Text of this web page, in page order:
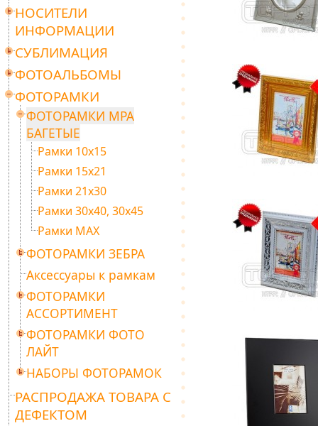
НОСИТЕЛИ
ИНФОРМАЦИИ
СУБЛИМАЦИЯ
ФОТОАЛЬБОМЫ
ФОТОРАМКИ
ФОТОРАМКИ МРА
БАГЕТЫЕ
Рамки 10х15
Рамки 15х21
Рамки 21х30
Рамки 30х40, 30х45
Рамки МАХ
ФОТОРАМКИ ЗЕБРА
Аксессуары к рамкам
ФОТОРАМКИ
АССОРТИМЕНТ
ФОТОРАМКИ ФОТО
ЛАЙТ
НАБОРЫ ФОТОРАМОК
РАСПРОДАЖА ТОВАРА С
ДЕФЕКТОМ